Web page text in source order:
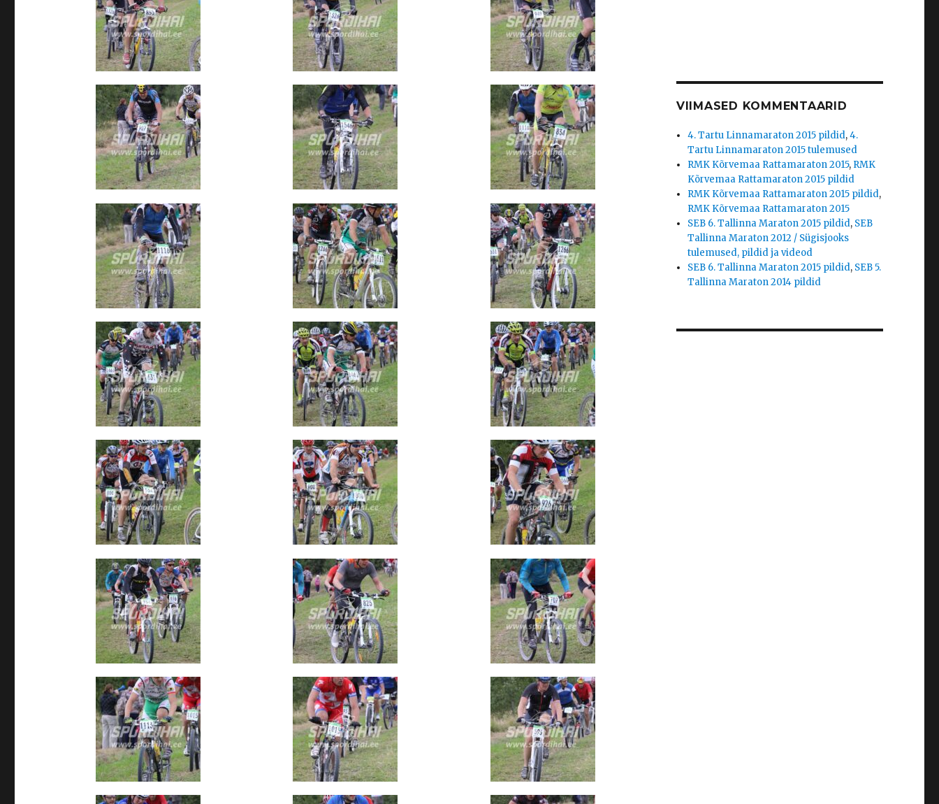
VIIMASED KOMMENTAARID
4. Tartu Linnamaraton 2015 pildid,4.
Tartu Linnamaraton 2015 tulemused
RMK Kõrvemaa Rattamaraton 2015, RMK
Kõrvemaa Rattamaraton 2015 pildid
RMK Kõrvemaa Rattamaraton 2015 pildid,
RMK Kõrvemaa Rattamaraton 2015
SEB 6. Tallinna Maraton 2015 pildid, SEB
Tallinna Maraton 2012 / Sügisjooks
tulemused, pildid ja videod
SEB 6. Tallinna Maraton 2015 pildid, SEB 5.
Tallinna Maraton 2014 pildid